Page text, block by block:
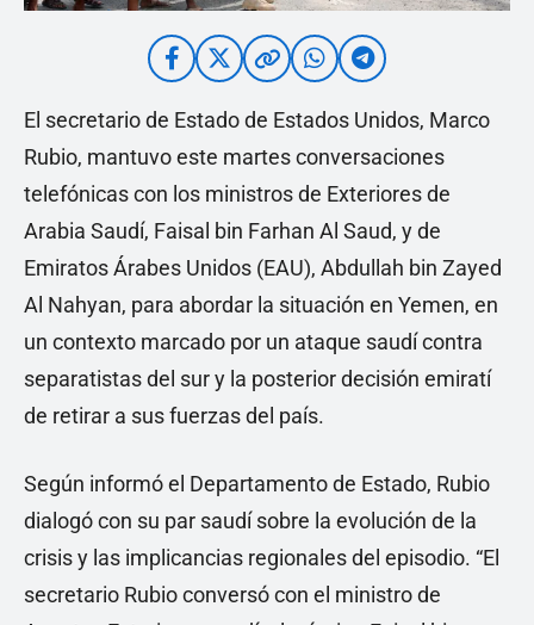
El secretario de Estado de Estados Unidos, Marco
Rubio, mantuvo este martes conversaciones
telefónicas con los ministros de Exteriores de
Arabia Saudí, Faisal bin Farhan Al Saud, y de
Emiratos Árabes Unidos (EAU), Abdullah bin Zayed
Al Nahyan, para abordar la situación en Yemen, en
un contexto marcado por un ataque saudí contra
separatistas del sur y la posterior decisión emiratí
de retirar a sus fuerzas del país.
Según informó el Departamento de Estado, Rubio
dialogó con su par saudí sobre la evolución de la
crisis y las implicancias regionales del episodio. “El
secretario Rubio conversó con el ministro de